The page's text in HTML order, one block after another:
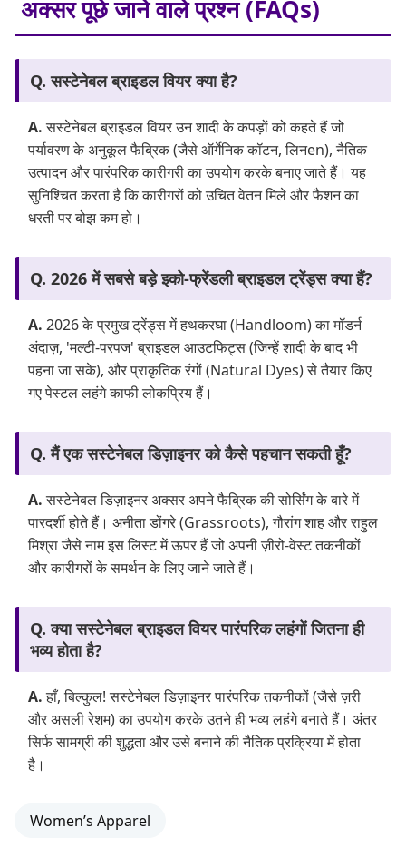
अक्सर पूछे जाने वाले प्रश्न (FAQs)
Q. सस्टेनेबल ब्राइडल वियर क्या है?
A.सस्टेनेबल ब्राइडल वियर उन शादी के कपड़ों को कहते हैं जो
पर्यावरण के अनुकूल फैब्रिक (जैसे ऑर्गेनिक कॉटन, लिनen), नैतिक
उत्पादन और पारंपरिक कारीगरी का उपयोग करके बनाए जाते हैं। यह
सुनिश्चित करता है कि कारीगरों को उचित वेतन मिले और फैशन का
धरती पर बोझ कम हो।
Q. 2026 में सबसे बड़े इको-फ्रेंडली ब्राइडल ट्रेंड्स क्या हैं?
A. 2026 के प्रमुख ट्रेंड्स में हथकरघा (Handloom) का मॉडर्न
अंदाज़, 'मल्टी-परपज' ब्राइडल आउटफिट्स (जिन्हें शादी के बाद भी
पहना जा सके), और प्राकृतिक रंगों (Natural Dyes) से तैयार किए
गए पेस्टल लहंगे काफी लोकप्रिय हैं।
Q. मैं एक सस्टेनेबल डिज़ाइनर को कैसे पहचान सकती हूँ?
A.सस्टेनेबल डिज़ाइनर अक्सर अपने फैब्रिक की सोर्सिंग के बारे में
पारदर्शी होते हैं। अनीता डोंगरे (Grassroots), गौरांग शाह और राहुल
मिश्रा जैसे नाम इस लिस्ट में ऊपर हैं जो अपनी ज़ीरो-वेस्ट तकनीकों
और कारीगरों के समर्थन के लिए जाने जाते हैं।
Q. क्या सस्टेनेबल ब्राइडल वियर पारंपरिक लहंगों जितना ही
भव्य होता है?
A.हाँ, बिल्कुल! सस्टेनेबल डिज़ाइनर पारंपरिक तकनीकों (जैसे ज़री
और असली रेशम) का उपयोग करके उतने ही भव्य लहंगे बनाते हैं। अंतर
सिर्फ सामग्री की शुद्धता और उसे बनाने की नैतिक प्रक्रिया में होता
है।
Women’s Apparel